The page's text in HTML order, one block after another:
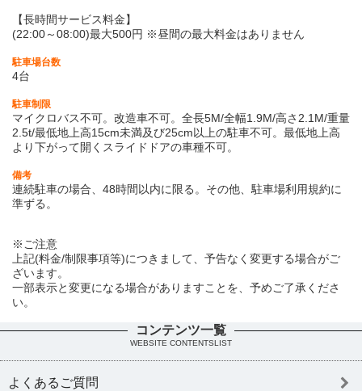
【長時間サービス料金】
(22:00～08:00)最大500円 ※昼間の最大料金はありません
駐車場台数
4台
駐車制限
マイクロバス不可。改造車不可。全長5M/全幅1.9M/高さ2.1M/重量
2.5t/最低地上高15cm未満及び25cm以上の駐車不可。最低地上高
より下がって開くスライドドアの車種不可。
備考
連続駐車の場合、48時間以内に限る。その他、駐車場利用規約に
準ずる。
※ご注意
上記(料金/制限事項等)につきまして、予告なく変更する場合がご
ざいます。
一部表示と変更になる場合がありますことを、予めご了承くださ
い。
コンテンツ一覧
WEBSITE CONTENTSLIST
よくあるご質問